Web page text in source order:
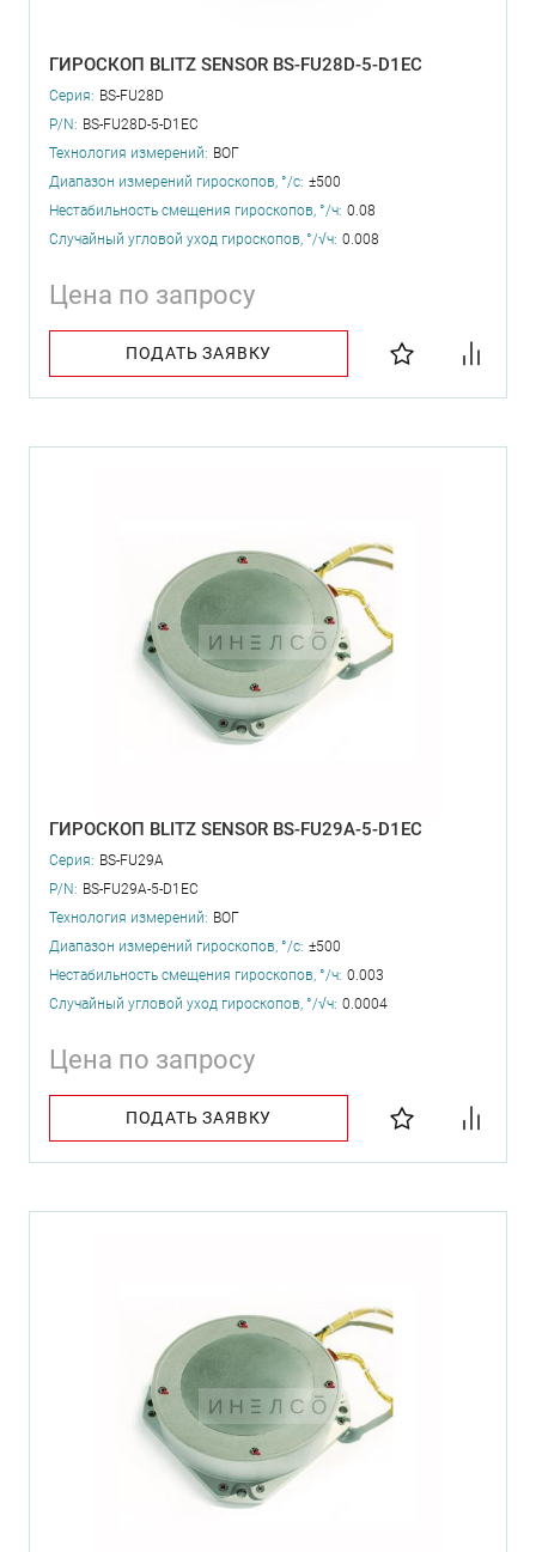
ГИРОСКОП BLITZ SENSOR BS-FU28D-5-D1EC
Серия: BS-FU28D
P/N: BS-FU28D-5-D1EC
Технология измерений: ВОГ
Диапазон измерений гироскопов, °/с: ±500
Нестабильность смещения гироскопов, °/ч: 0.08
Случайный угловой уход гироскопов, °/√ч: 0.008
Цена по запросу
ПОДАТЬ ЗАЯВКУ
ГИРОСКОП BLITZ SENSOR BS-FU29A-5-D1EC
Серия: BS-FU29A
P/N: BS-FU29A-5-D1EC
Технология измерений: ВОГ
Диапазон измерений гироскопов, °/с: ±500
Нестабильность смещения гироскопов, °/ч: 0.003
Случайный угловой уход гироскопов, °/√ч: 0.0004
Цена по запросу
ПОДАТЬ ЗАЯВКУ